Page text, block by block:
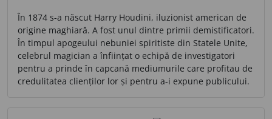
În 1874 s-a născut Harry Houdini, iluzionist american de
origine maghiară. A fost unul dintre primii demistificatori.
În timpul apogeului nebuniei spiritiste din Statele Unite,
celebrul magician a înființat o echipă de investigatori
pentru a prinde în capcană mediumurile care profitau de
credulitatea clienților lor și pentru a-i expune publicului.